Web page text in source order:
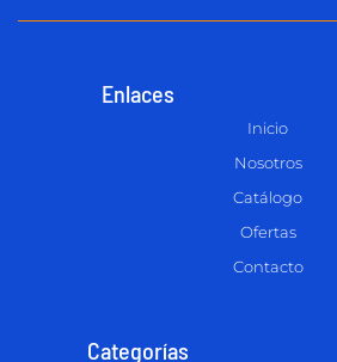
Enlaces
Inicio
Nosotros
Catálogo
Ofertas
Contacto
Categorías